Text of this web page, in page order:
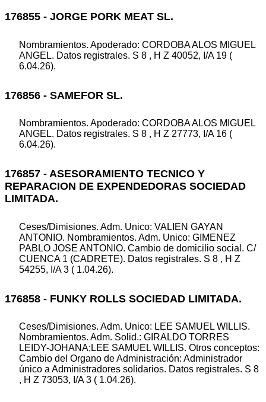
176855 - JORGE PORK MEAT SL.
Nombramientos. Apoderado: CORDOBA ALOS MIGUEL
ANGEL. Datos registrales. S 8 , H Z 40052, I/A 19 (
6.04.26).
176856 - SAMEFOR SL.
Nombramientos. Apoderado: CORDOBA ALOS MIGUEL
ANGEL. Datos registrales. S 8 , H Z 27773, I/A 16 (
6.04.26).
176857 - ASESORAMIENTO TECNICO Y
REPARACION DE EXPENDEDORAS SOCIEDAD
LIMITADA.
Ceses/Dimisiones. Adm. Unico: VALIEN GAYAN
ANTONIO. Nombramientos. Adm. Unico: GIMENEZ
PABLO JOSE ANTONIO. Cambio de domicilio social. C/
CUENCA 1 (CADRETE). Datos registrales. S 8 , H Z
54255, I/A 3 ( 1.04.26).
176858 - FUNKY ROLLS SOCIEDAD LIMITADA.
Ceses/Dimisiones. Adm. Unico: LEE SAMUEL WILLIS.
Nombramientos. Adm. Solid.: GIRALDO TORRES
LEIDY-JOHANA;LEE SAMUEL WILLIS. Otros conceptos:
Cambio del Organo de Administración: Administrador
único a Administradores solidarios. Datos registrales. S 8
, H Z 73053, I/A 3 ( 1.04.26).